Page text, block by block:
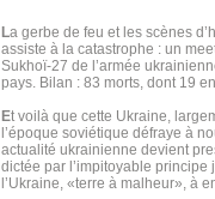
La gerbe de feu et les scènes
assiste à la catastrophe : un
Sukhoï-27 de l’armée
pays. Bilan : 83 morts, dont 19
Et voilà que cette Ukraine,
l’époque soviétique défraye à
actualité ukrainienne devient
dictée par l’impitoyable principe
l’Ukraine, «terre à malheur», à